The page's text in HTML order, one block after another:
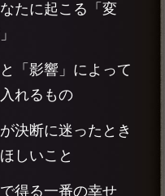
たに起こる「変
「影響」によって
れるもの
決断に迷ったとき
しいこと
得る一番の幸せ